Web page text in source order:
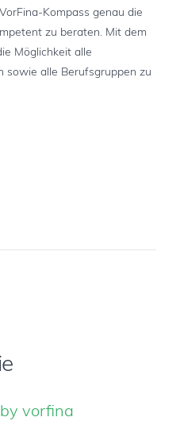
Kompass genau die
zu beraten. Mit dem
Möglichkeit alle
sowie alle Berufsgruppen zu
by vorfina